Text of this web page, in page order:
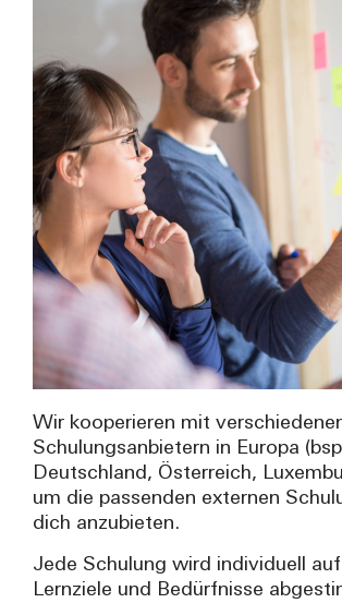
Wir kooperieren mit
Schulungsanbietern in Europa
Deutschland, Österreich,
um die passenden externen
dich anzubieten.
Jede Schulung wird individuell
Lernziele und Bedürfnisse